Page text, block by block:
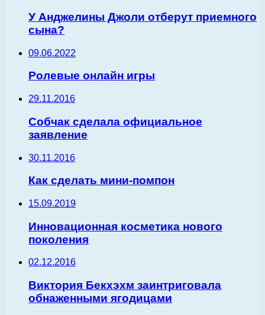
У Анджелины Джоли отберут приемного
сына?
09.06.2022
Ролевые онлайн игры
29.11.2016
Собчак сделала официальное
заявление
30.11.2016
Как сделать мини-помпон
15.09.2019
Инновационная косметика нового
поколения
02.12.2016
Виктория Бекхэхм заинтриговала
обнаженными ягодицами